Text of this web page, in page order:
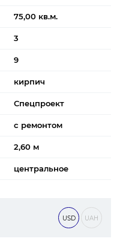
75,00 кв.м.
3
9
кирпич
Спецпроект
с ремонтом
2,60 м
центральное
USD UAH